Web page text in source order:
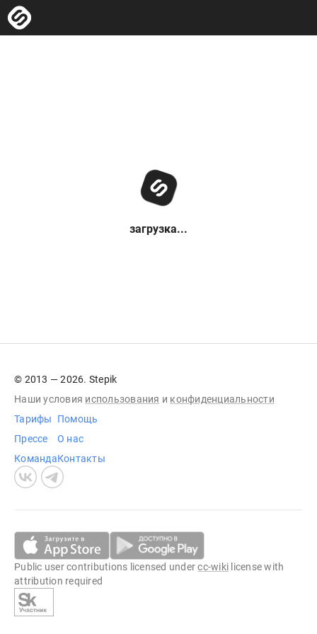
загрузка...
© 2013 — 2026. Stepik
Наши условия использования и конфиденциальности
Тарифы
Прессе
Команда
Помощь
О нас
Контакты
Public user contributions licensed undercc-wiki license with
attribution required